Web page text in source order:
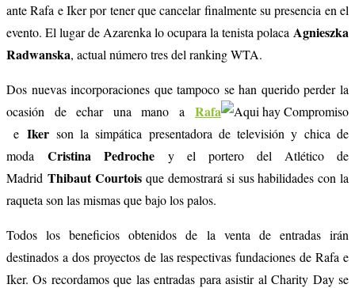
ante Rafa e Iker por tener que cancelar finalmente su presencia en el
evento. El lugar de Azarenka lo ocupara la tenista polaca Agnieszka
Radwanska, actual número tres del ranking WTA.
Dos nuevas incorporaciones que tampoco se han querido perder la
ocasión de echar una mano a Rafa
e Ikerson la simpática presentadora de televisión y chica de
moda Cristina Pedroche y el portero del Atlético de
Madrid Thibaut Courtoisque demostrará si sus habilidades con la
raqueta son las mismas que bajo los palos.
Todos los beneficios obtenidos de la venta de entradas irán
destinados a dos proyectos de las respectivas fundaciones de Rafa e
Iker. Os recordamos que las entradas para asistir al Charity Day se